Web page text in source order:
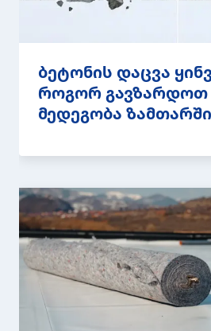
ბეტონის დაცვა
როგორ
მედეგობა ზამთარში